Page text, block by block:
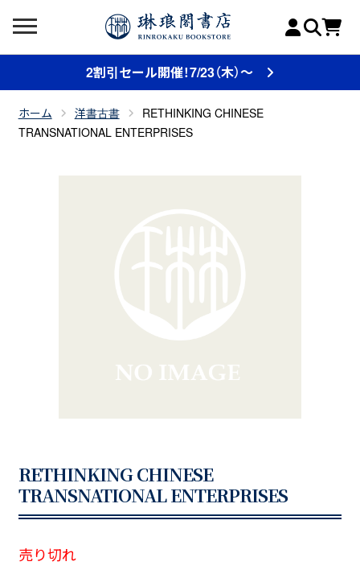
2割引セール開催！7/23（木）～
ホーム 洋書古書
RETHINKING CHINESE
TRANSNATIONAL ENTERPRISES
RETHINKING CHINESE
TRANSNATIONAL ENTERPRISES
売り切れ